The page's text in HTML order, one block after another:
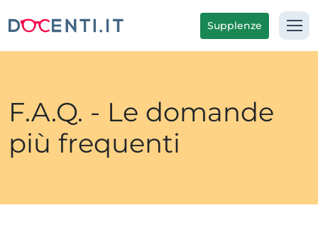
Supplenze
F.A.Q. - Le domande
più frequenti